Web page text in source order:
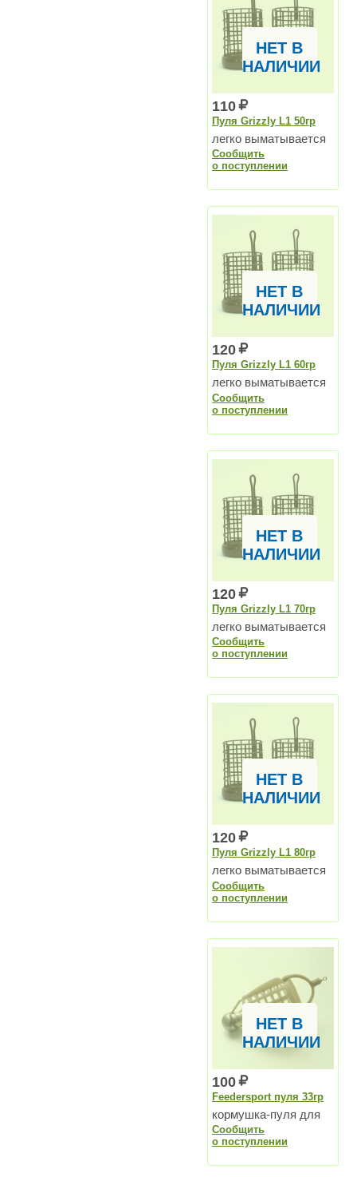
НЕТ В
НАЛИЧИИ
110
Пуля Grizzly L1 50гр
легко выматывается
Сообщить
о поступлении
НЕТ В
НАЛИЧИИ
120
Пуля Grizzly L1 60гр
легко выматывается
Сообщить
о поступлении
НЕТ В
НАЛИЧИИ
120
Пуля Grizzly L1 70гр
легко выматывается
Сообщить
о поступлении
НЕТ В
НАЛИЧИИ
120
Пуля Grizzly L1 80гр
легко выматывается
Сообщить
о поступлении
НЕТ В
НАЛИЧИИ
100
Feedersport пуля 33гр
кормушка-пуля для
озер и для
водохранилищ
Сообщить
о поступлении